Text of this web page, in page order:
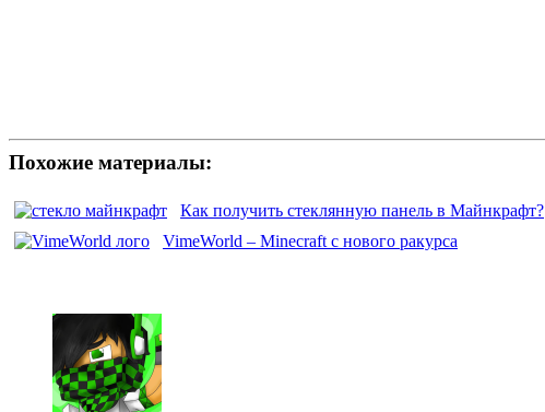
Похожие материалы:
Как получить стеклянную панель в Майнкрафт?
VimeWorld – Minecraft с нового ракурса